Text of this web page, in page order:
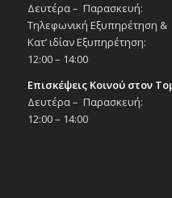
Δευτέρα – Παρασκευή:
Τηλεφωνική Εξυπηρέτηση &
Κατ’ ιδίαν Εξυπηρέτηση:
12:00 – 14:00
Επισκέψεις Κοινού στον
Δευτέρα – Παρασκευή:
12:00 – 14:00